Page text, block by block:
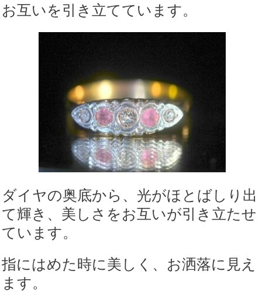
お互いを引き立てています。
ダイヤの奥底から、光がほとばしり出
て輝き、美しさをお互いが引き立たせ
ています。
指にはめた時に美しく、お洒落に見え
ます。